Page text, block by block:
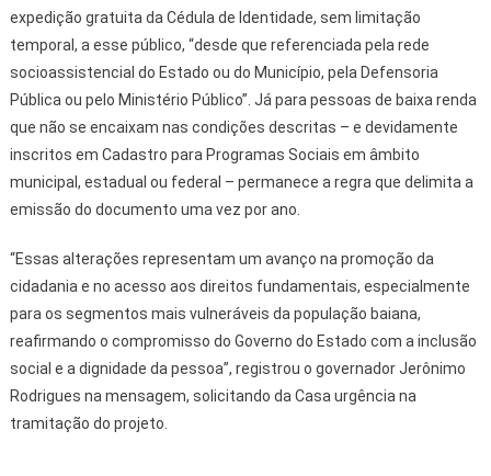
expedição gratuita da Cédula de Identidade, sem limitação
temporal, a esse público, “desde que referenciada pela rede
socioassistencial do Estado ou do Município, pela Defensoria
Pública ou pelo Ministério Público”. Já para pessoas de baixa renda
que não se encaixam nas condições descritas – e devidamente
inscritos em Cadastro para Programas Sociais em âmbito
municipal, estadual ou federal – permanece a regra que delimita a
emissão do documento uma vez por ano.
“Essas alterações representam um avanço na promoção da
cidadania e no acesso aos direitos fundamentais, especialmente
para os segmentos mais vulneráveis da população baiana,
reafirmando o compromisso do Governo do Estado com a inclusão
social e a dignidade da pessoa”, registrou o governador Jerônimo
Rodrigues na mensagem, solicitando da Casa urgência na
tramitação do projeto.